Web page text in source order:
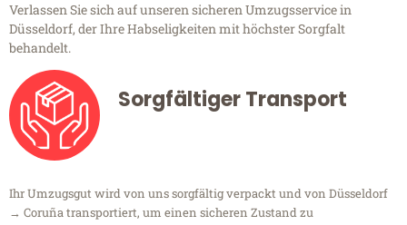
Verlassen Sie sich auf unseren sicheren Umzugsservice in
Düsseldorf, der Ihre Habseligkeiten mit höchster Sorgfalt
behandelt.
Sorgfältiger Transport
Ihr Umzugsgut wird von uns sorgfältig verpackt und von Düsseldorf
→ Coruña transportiert, um einen sicheren Zustand zu